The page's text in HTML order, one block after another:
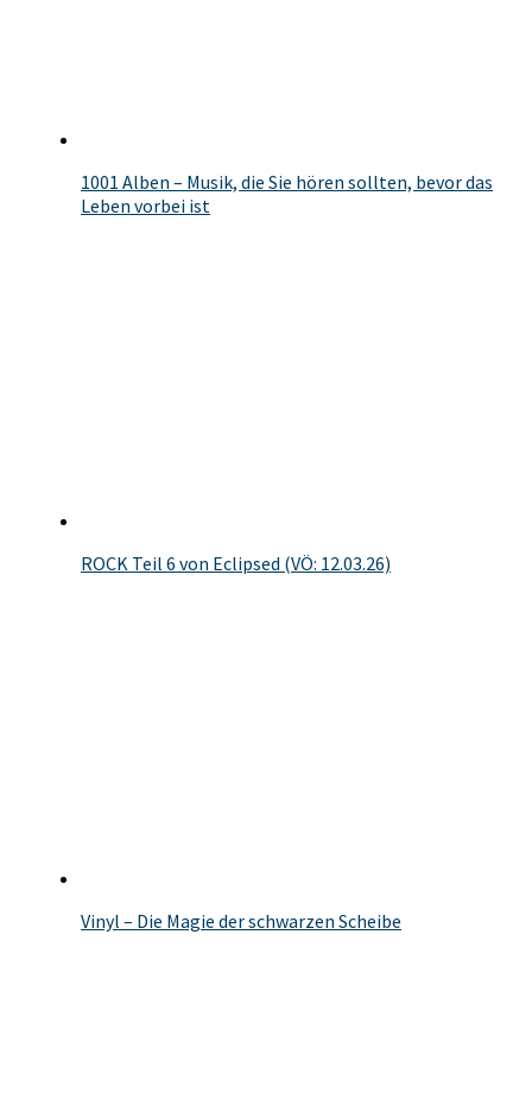
1001 Alben – Musik, die Sie hören sollten, bevor das
Leben vorbei ist
ROCK Teil 6 von Eclipsed (VÖ: 12.03.26)
Vinyl – Die Magie der schwarzen Scheibe